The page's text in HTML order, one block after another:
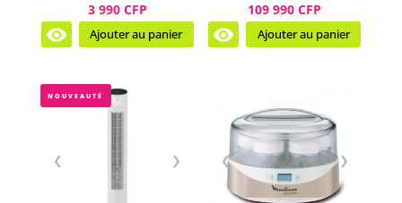
3 990 CFP
Ajouter au panier
109 990 CFP
Ajouter au panier
NOUVEAUTÉ
❮ ❯ ❮ ❯